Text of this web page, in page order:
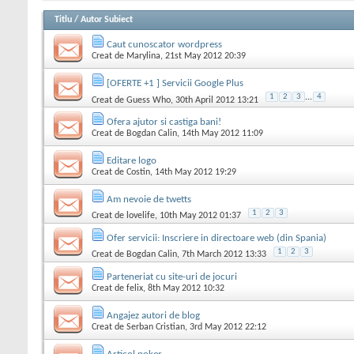
Titlu / Autor Subiect
Caut cunoscator wordpress
Creat de Marylina, 21st May 2012 20:39
[OFERTE +1 ] Servicii Google Plus
Creat de Guess Who, 30th April 2012 13:21 1 2 3 ... 4
Ofera ajutor si castiga bani!
Creat de Bogdan Calin, 14th May 2012 11:09
Editare logo
Creat de Costin, 14th May 2012 19:29
Am nevoie de twetts
Creat de lovelife, 10th May 2012 01:37 1 2 3
Ofer servicii: Inscriere in directoare web (din Spania)
Creat de Bogdan Calin, 7th March 2012 13:33 1 2 3
Parteneriat cu site-uri de jocuri
Creat de felix, 8th May 2012 10:32
Angajez autori de blog
Creat de Serban Cristian, 3rd May 2012 22:12